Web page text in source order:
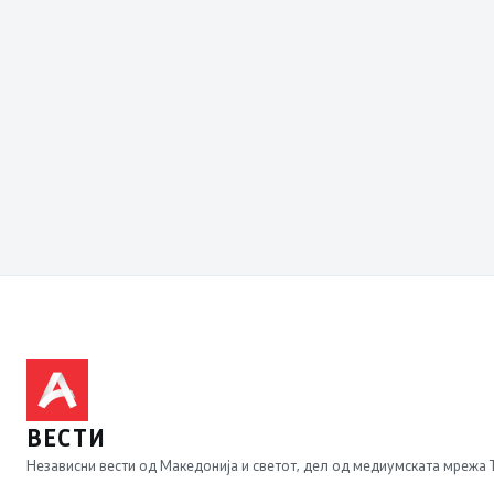
ВЕСТИ
Независни вести од Македонија и светот, дел од медиумската